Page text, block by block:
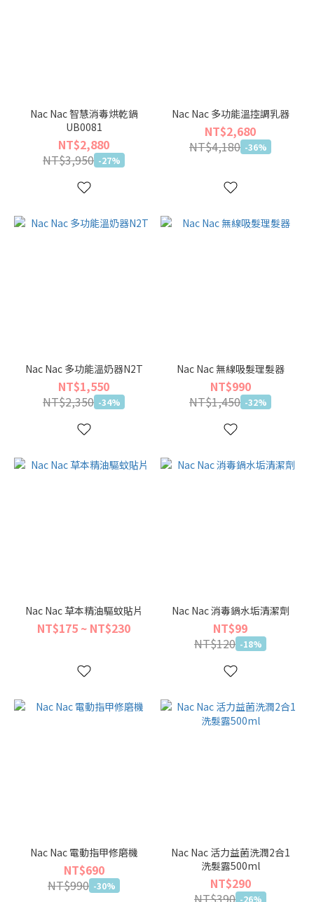
Nac Nac 智慧消毒烘乾鍋
UB0081
NT$2,880
NT$3,950 -27%
Nac Nac 多功能溫控調乳器
NT$2,680
NT$4,180 -36%
Nac Nac 多功能溫奶器N2T
NT$1,550
NT$2,350 -34%
Nac Nac 無線吸髮理髮器
NT$990
NT$1,450 -32%
Nac Nac 草本精油驅蚊貼片
NT$175 ~ NT$230
Nac Nac 消毒鍋水垢清潔劑
NT$99
NT$120 -18%
Nac Nac 電動指甲修磨機
NT$690
NT$990 -30%
Nac Nac 活力益菌洗潤2合1
洗髮露500ml
NT$290
NT$390 -26%